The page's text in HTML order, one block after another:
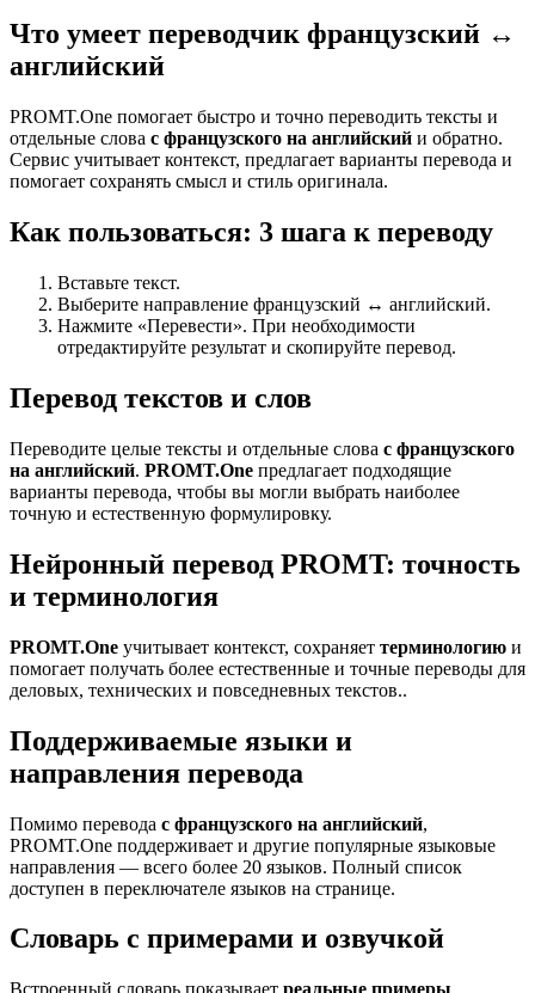
Что умеет переводчик французский ↔
английский
PROMT.One помогает быстро и точно переводить тексты и
отдельные слова с французского на английский и обратно.
Сервис учитывает контекст, предлагает варианты перевода и
помогает сохранять смысл и стиль оригинала.
Как пользоваться: 3 шага к переводу
Вставьте текст.
Выберите направление французский ↔ английский.
Нажмите «Перевести». При необходимости
отредактируйте результат и скопируйте перевод.
Перевод текстов и слов
Переводите целые тексты и отдельные слова с французского
на английский. PROMT.One предлагает подходящие
варианты перевода, чтобы вы могли выбрать наиболее
точную и естественную формулировку.
Нейронный перевод PROMT: точность
и терминология
PROMT.One учитывает контекст, сохраняет терминологию и
помогает получать более естественные и точные переводы для
деловых, технических и повседневных текстов..
Поддерживаемые языки и
направления перевода
Помимо перевода с французского на английский,
PROMT.One поддерживает и другие популярные языковые
направления — всего более 20 языков. Полный список
доступен в переключателе языков на странице.
Словарь с примерами и озвучкой